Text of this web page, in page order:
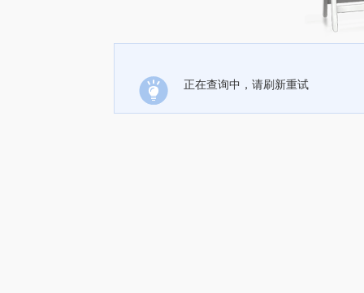
正在查询中，请刷新重试